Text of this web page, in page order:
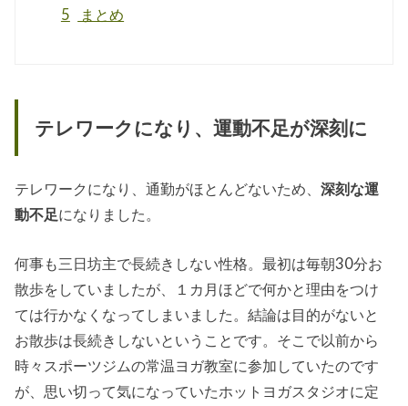
5 まとめ
テレワークになり、運動不足が深刻に
テレワークになり、通勤がほとんどないため、深刻な運
動不足になりました。
何事も三日坊主で長続きしない性格。最初は毎朝30分お
散歩をしていましたが、１カ月ほどで何かと理由をつけ
ては行かなくなってしまいました。結論は目的がないと
お散歩は長続きしないということです。そこで以前から
時々スポーツジムの常温ヨガ教室に参加していたのです
が、思い切って気になっていたホットヨガスタジオに定